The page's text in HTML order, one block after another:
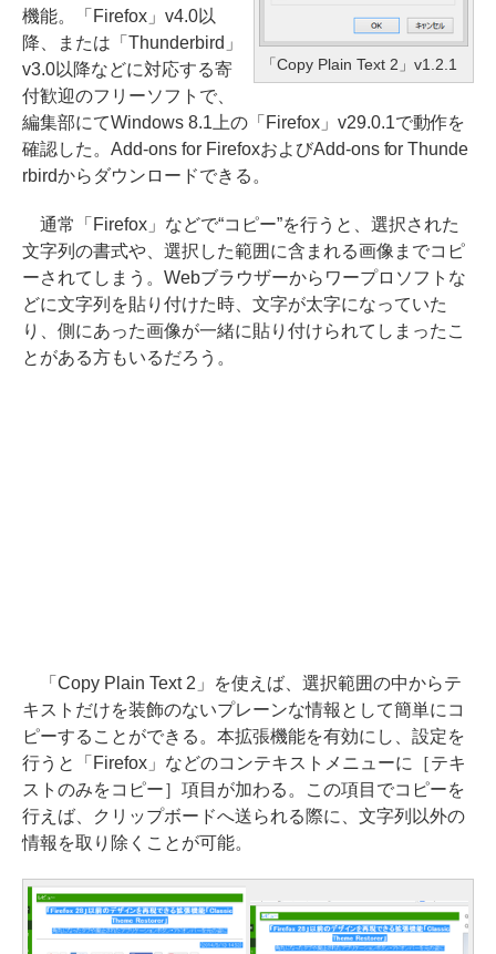
「Copy Plain Text 2」v1.2.1
機能。「Firefox」v4.0以
降、または「Thunderbird」
v3.0以降などに対応する寄
付歓迎のフリーソフトで、
編集部にてWindows 8.1上の「Firefox」v29.0.1で動作を
確認した。Add-ons for FirefoxおよびAdd-ons for Thunde
rbirdからダウンロードできる。
通常「Firefox」などで“コピー”を行うと、選択された
文字列の書式や、選択した範囲に含まれる画像までコピ
ーされてしまう。Webブラウザーからワープロソフトな
どに文字列を貼り付けた時、文字が太字になっていた
り、側にあった画像が一緒に貼り付けられてしまったこ
とがある方もいるだろう。
「Copy Plain Text 2」を使えば、選択範囲の中からテ
キストだけを装飾のないプレーンな情報として簡単にコ
ピーすることができる。本拡張機能を有効にし、設定を
行うと「Firefox」などのコンテキストメニューに［テキ
ストのみをコピー］項目が加わる。この項目でコピーを
行えば、クリップボードへ送られる際に、文字列以外の
情報を取り除くことが可能。